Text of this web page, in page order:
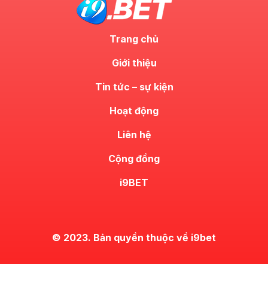
Trang chủ
Giới thiệu
Tin tức – sự kiện
Hoạt động
Liên hệ
Cộng đồng
i9BET
© 2023. Bản quyền thuộc về i9bet